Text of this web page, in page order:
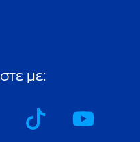
στε με: